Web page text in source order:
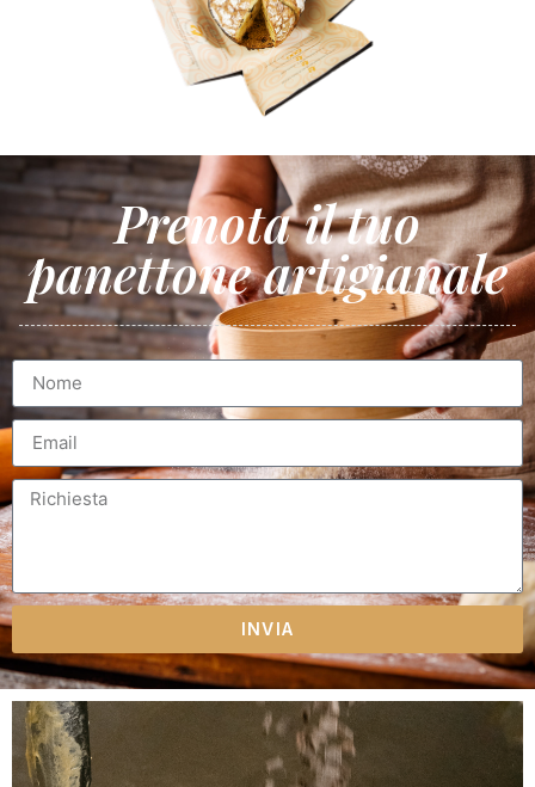
Prenota il tuo
panettone artigianale
INVIA